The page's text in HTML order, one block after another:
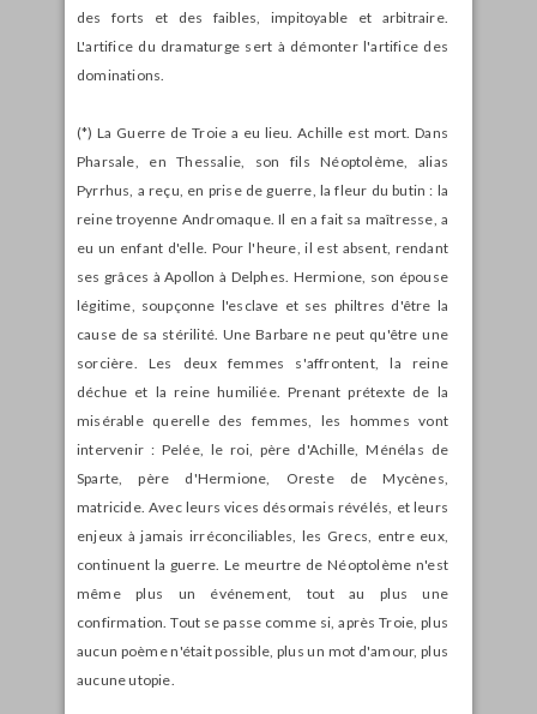
des forts et des faibles, impitoyable et arbitraire.
L'artifice du dramaturge sert à démonter l'artifice des
dominations.
(*) La Guerre de Troie a eu lieu. Achille est mort. Dans
Pharsale, en Thessalie, son fils Néoptolème, alias
Pyrrhus, a reçu, en prise de guerre, la fleur du butin : la
reine troyenne Andromaque. Il en a fait sa maîtresse, a
eu un enfant d'elle. Pour l'heure, il est absent, rendant
ses grâces à Apollon à Delphes. Hermione, son épouse
légitime, soupçonne l'esclave et ses philtres d'être la
cause de sa stérilité. Une Barbare ne peut qu'être une
sorcière. Les deux femmes s'affrontent, la reine
déchue et la reine humiliée. Prenant prétexte de la
misérable querelle des femmes, les hommes vont
intervenir : Pelée, le roi, père d'Achille, Ménélas de
Sparte, père d'Hermione, Oreste de Mycènes,
matricide. Avec leurs vices désormais révélés, et leurs
enjeux à jamais irréconciliables, les Grecs, entre eux,
continuent la guerre. Le meurtre de Néoptolème n'est
même plus un événement, tout au plus une
confirmation. Tout se passe comme si, après Troie, plus
aucun poème n'était possible, plus un mot d'amour, plus
aucune utopie.